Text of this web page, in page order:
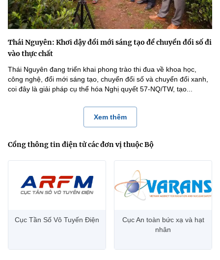
Thái Nguyên: Khơi dậy đổi mới sáng tạo để chuyển đổi số đi
vào thực chất
Thái Nguyên đang triển khai phong trào thi đua về khoa học,
công nghệ, đổi mới sáng tạo, chuyển đổi số và chuyển đổi xanh,
coi đây là giải pháp cụ thể hóa Nghị quyết 57-NQ/TW, tạo...
Xem thêm
Cổng thông tin điện tử các đơn vị thuộc Bộ
Cục Tần Số Vô Tuyến Điện
Cục An toàn bức xạ và hạt
nhân